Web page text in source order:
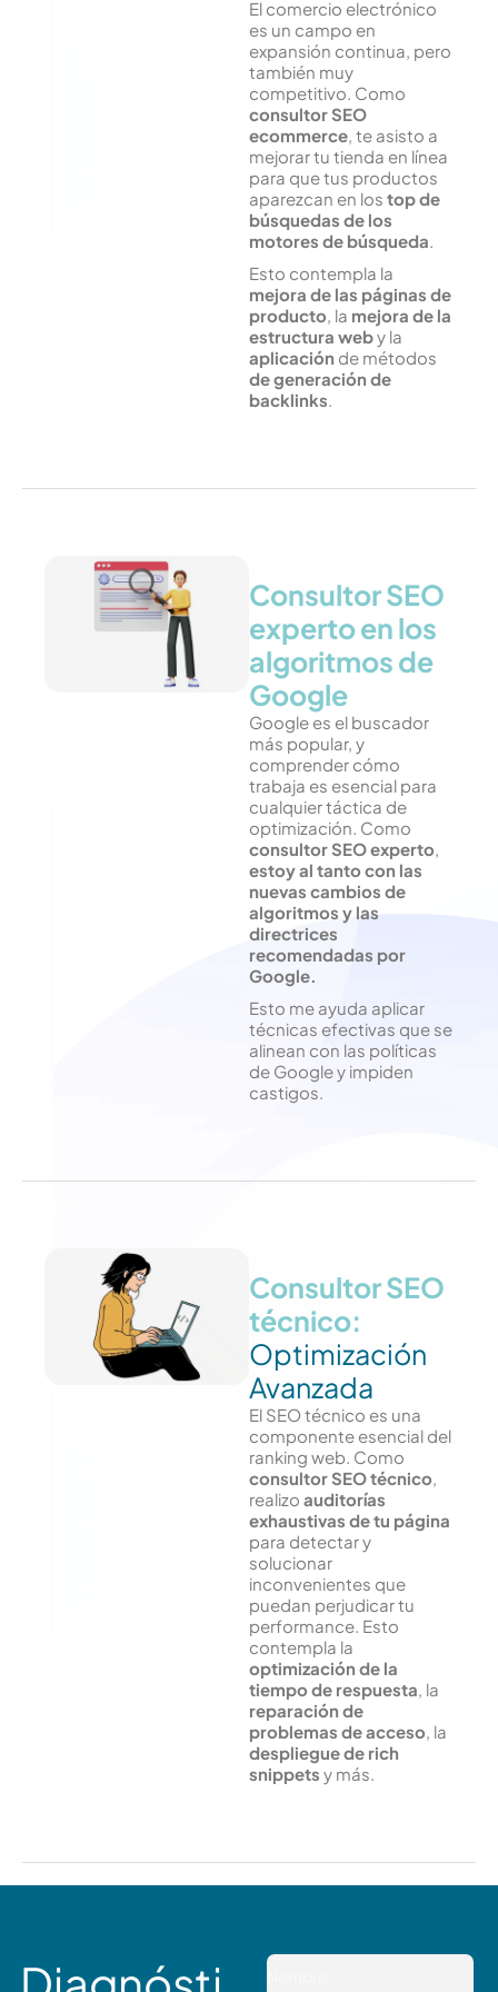
El comercio electrónico
es un campo en
expansión continua, pero
también muy
competitivo. Como
consultor SEO
ecommerce, te asisto a
mejorar tu tienda en línea
para que tus productos
aparezcan en los top de
búsquedas de los
motores de búsqueda.
Esto contempla la
mejora de las páginas de
producto, la mejora de la
estructura weby la
aplicación de métodos
degeneración de
backlinks.
Consultor SEO
experto en los
algoritmos de
Google
Google es el buscador
más popular, y
comprender cómo
trabaja es esencial para
cualquier táctica de
optimización. Como
consultor SEO experto,
estoy al tanto con las
nuevas cambios de
algoritmos y las
directrices
recomendadas por
Google.
Esto me ayuda aplicar
técnicas efectivas que se
alinean con las políticas
de Google y impiden
castigos.
Consultor SEO
técnico:
Optimización
Avanzada
El SEO técnico es una
componente esencial del
ranking web. Como
consultor SEO técnico,
realizo auditorías
exhaustivas de tu página
para detectar y
solucionar
inconvenientes que
puedan perjudicar tu
performance. Esto
contempla la
optimización de la
tiempo de respuesta, la
reparación de
problemas de acceso, la
despliegue de rich
snippets y más.
N